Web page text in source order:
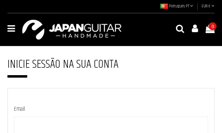
Português PT EUR €
0
INICIE SESSÃO NA SUA CONTA
Email